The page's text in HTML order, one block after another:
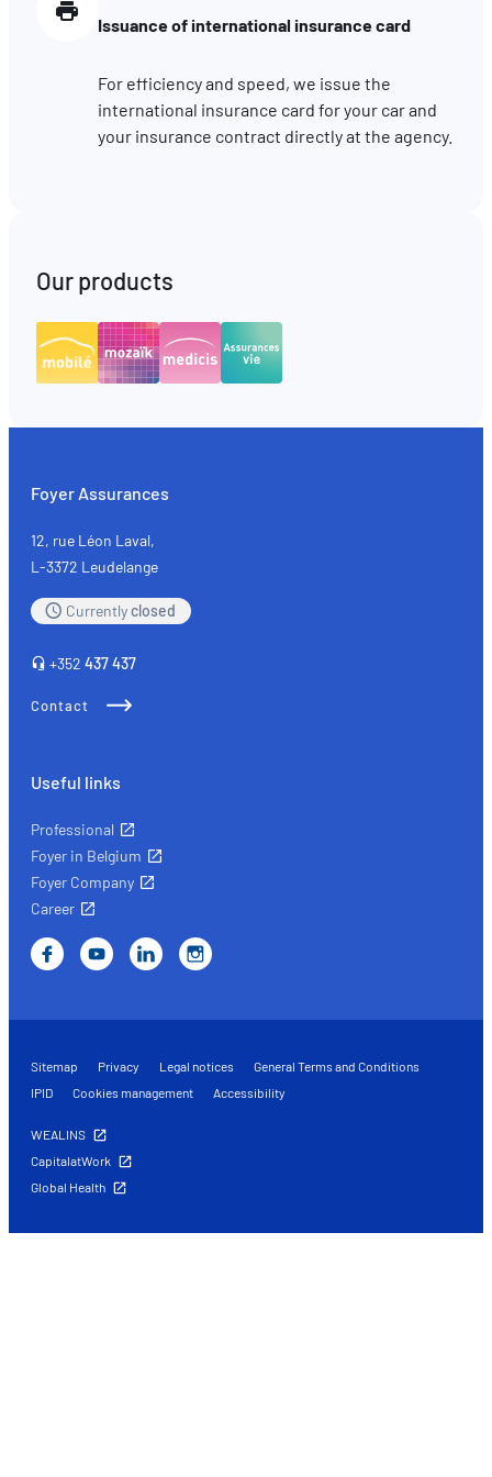
Issuance of international insurance card
For efficiency and speed, we issue the
international insurance card for your car and
your insurance contract directly at the agency.
Our products
Foyer Assurances
12, rue Léon Laval,
L-3372 Leudelange
Currentlyclosed
+352 437 437
Contact
Useful links
Professional
Foyer in Belgium
Foyer Company
Career
Sitemap Privacy Legal notices
General Terms and Conditions
IPID
Cookies management Accessibility
WEALINS
CapitalatWork
Global Health